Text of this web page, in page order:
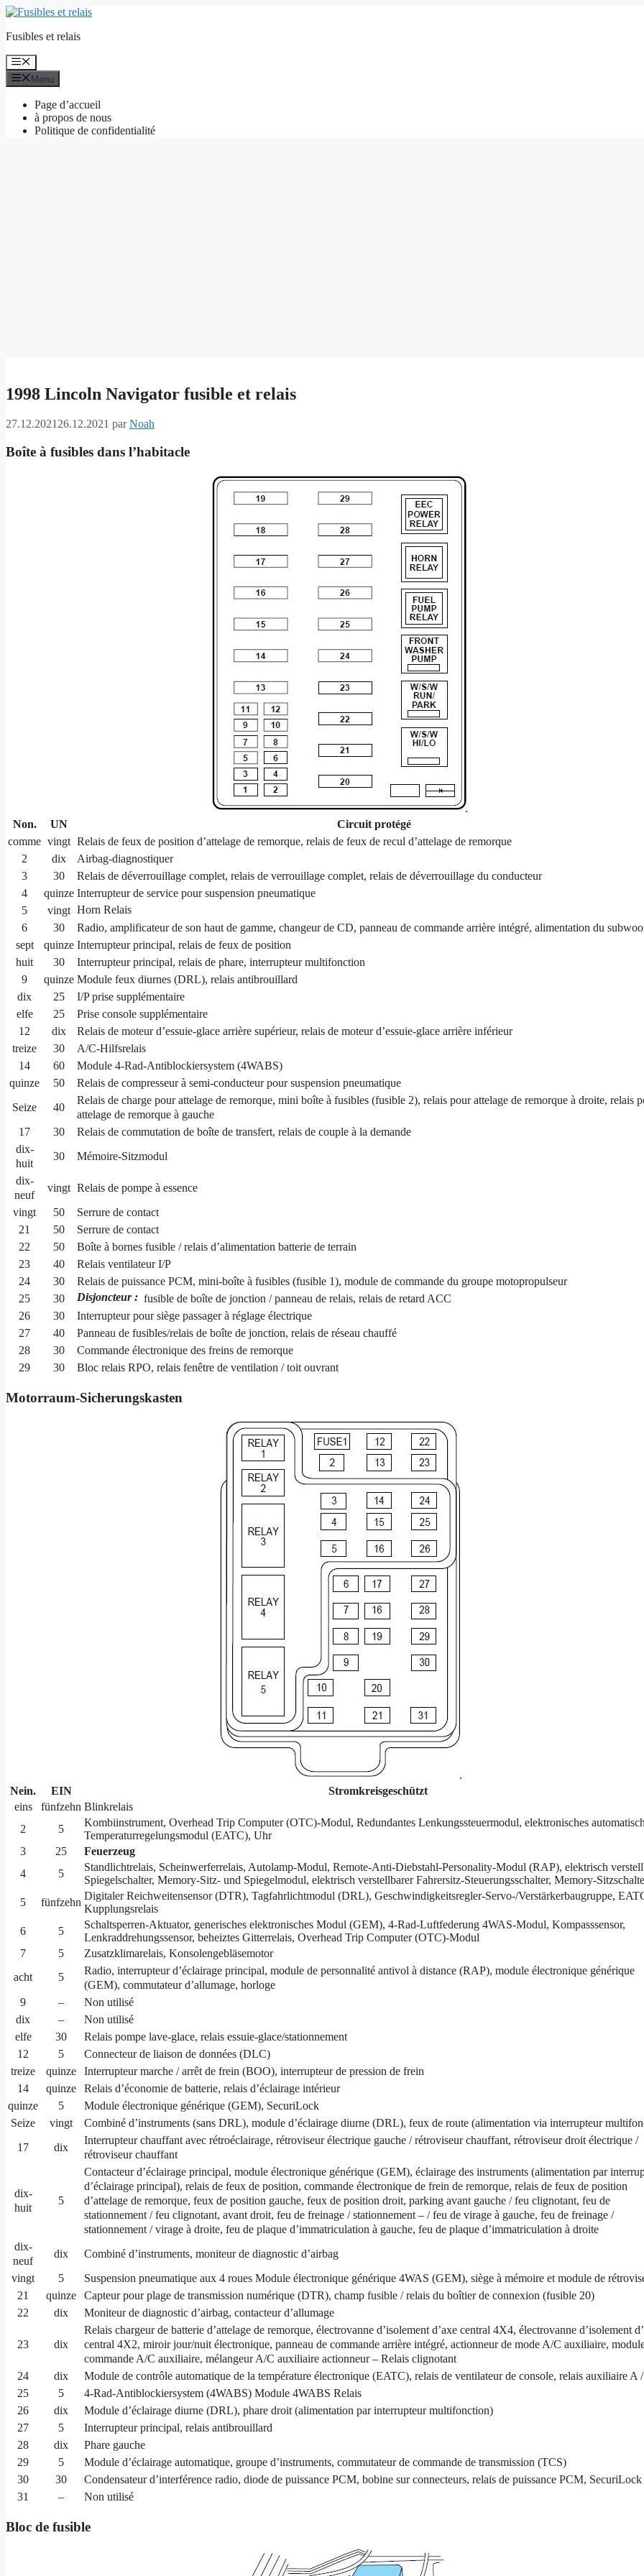
Aller
contenu
Fusibles et relais
Menu
Menu
Page d’accueil
à propos de nous
Politique de confidentialité
1998 Lincoln Navigator fusible et relais
27.12.202126.12.2021 parNoah
Boîte à fusibles dans l’habitacle
Non. UN
Circuit protégé
comme vingt Relais de feux de position d’attelage de remorque, relais de feux de recul d’attelage de remorque
2
dix
Airbag-diagnostiquer
3
30
Relais de déverrouillage complet, relais de verrouillage complet, relais de déverrouillage du conducteur
4
quinze Interrupteur de service pour suspension pneumatique
5
vingt Horn Relais
6
30
Radio, amplificateur de son haut de gamme, changeur de CD, panneau de commande arrière intégré, alimentation du
sept
quinze Interrupteur principal, relais de feux de position
huit
30
Interrupteur principal, relais de phare, interrupteur multifonction
9
quinze Module feux diurnes (DRL), relais antibrouillard
dix
25
I/P prise supplémentaire
elfe
25
Prise console supplémentaire
12
dix
Relais de moteur d’essuie-glace arrière supérieur, relais de moteur d’essuie-glace arrière inférieur
treize
30
A/C-Hilfsrelais
14
60
Module 4-Rad-Antiblockiersystem (4WABS)
quinze
50
Relais de compresseur à semi-conducteur pour suspension pneumatique
Seize
40
Relais de charge pour attelage de remorque, mini boîte à fusibles (fusible 2), relais pour attelage de remorque à droite, relais
attelage de remorque à gauche
17
30
Relais de commutation de boîte de transfert, relais de couple à la demande
dix-
huit
30
Mémoire-Sitzmodul
dix-
neuf
vingt Relais de pompe à essence
vingt
50
Serrure de contact
21
50
Serrure de contact
22
50
Boîte à bornes fusible / relais d’alimentation batterie de terrain
23
40
Relais ventilateur I/P
24
30
Relais de puissance PCM, mini-boîte à fusibles (fusible 1), module de commande du groupe motopropulseur
25
30 Disjoncteur : fusible de boîte de jonction / panneau de relais, relais de retard ACC
26
30
Interrupteur pour siège passager à réglage électrique
27
40
Panneau de fusibles/relais de boîte de jonction, relais de réseau chauffé
28
30
Commande électronique des freins de remorque
29
30 Bloc relais RPO, relais fenêtre de ventilation / toit ouvrant
Motorraum-Sicherungskasten
Nein. EIN
Stromkreisgeschützt
eins
fünfzehn Blinkrelais
2
5
Kombiinstrument, Overhead Trip Computer (OTC)-Modul, Redundantes Lenkungssteuermodul, elektronisches
Temperaturregelungsmodul (EATC), Uhr
3
25
Feuerzeug
4
5
Standlichtrelais, Scheinwerferrelais, Autolamp-Modul, Remote-Anti-Diebstahl-Personality-Modul (RAP), elektrisch
Spiegelschalter, Memory-Sitz- und Spiegelmodul, elektrisch verstellbarer Fahrersitz-Steuerungsschalter, Memory-
5
fünfzehn
Digitaler Reichweitensensor (DTR), Tagfahrlichtmodul (DRL), Geschwindigkeitsregler-Servo-/Verstärkerbaugruppe,
Kupplungsrelais
6
5
Schaltsperren-Aktuator, generisches elektronisches Modul (GEM), 4-Rad-Luftfederung 4WAS-Modul, Kompasssensor,
Lenkraddrehungssensor, beheiztes Gitterrelais, Overhead Trip Computer (OTC)-Modul
7
5
Zusatzklimarelais, Konsolengebläsemotor
acht
5
Radio, interrupteur d’éclairage principal, module de personnalité antivol à distance (RAP), module électronique générique
(GEM), commutateur d’allumage, horloge
9
–
Non utilisé
dix
–
Non utilisé
elfe
30
Relais pompe lave-glace, relais essuie-glace/stationnement
12
5
Connecteur de liaison de données (DLC)
treize
quinze
Interrupteur marche / arrêt de frein (BOO), interrupteur de pression de frein
14
quinze
Relais d’économie de batterie, relais d’éclairage intérieur
quinze
5
Module électronique générique (GEM), SecuriLock
Seize
vingt
Combiné d’instruments (sans DRL), module d’éclairage diurne (DRL), feux de route (alimentation via interrupteur
17
dix
Interrupteur chauffant avec rétroéclairage, rétroviseur électrique gauche / rétroviseur chauffant, rétroviseur droit électrique /
rétroviseur chauffant
dix-
huit
5
Contacteur d’éclairage principal, module électronique générique (GEM), éclairage des instruments (alimentation par
d’éclairage principal), relais de feux de position, commande électronique de frein de remorque, relais de feux de position
d’attelage de remorque, feux de position gauche, feux de position droit, parking avant gauche / feu clignotant, feu de
stationnement / feu clignotant, avant droit, feu de freinage / stationnement – / feu de virage à gauche, feu de freinage /
stationnement / virage à droite, feu de plaque d’immatriculation à gauche, feu de plaque d’immatriculation à droite
dix-
neuf
dix
Combiné d’instruments, moniteur de diagnostic d’airbag
vingt
5
Suspension pneumatique aux 4 roues Module électronique générique 4WAS (GEM), siège à mémoire et module de
21
quinze
Capteur pour plage de transmission numérique (DTR), champ fusible / relais du boîtier de connexion (fusible 20)
22
dix Moniteur de diagnostic d’airbag, contacteur d’allumage
23 dix
Relais chargeur de batterie d’attelage de remorque, électrovanne d’isolement d’axe central 4X4, électrovanne d’isolement
central 4X2, miroir jour/nuit électronique, panneau de commande arrière intégré, actionneur de mode A/C auxiliaire,
commande A/C auxiliaire, mélangeur A/C auxiliaire actionneur – Relais clignotant
24
dix
Module de contrôle automatique de la température électronique (EATC), relais de ventilateur de console, relais auxiliaire A
25
5
4-Rad-Antiblockiersystem (4WABS) Module 4WABS Relais
26
dix
Module d’éclairage diurne (DRL), phare droit (alimentation par interrupteur multifonction)
27
5
Interrupteur principal, relais antibrouillard
28
dix
Phare gauche
29
5
Module d’éclairage automatique, groupe d’instruments, commutateur de commande de transmission (TCS)
30
30
Condensateur d’interférence radio, diode de puissance PCM, bobine sur connecteurs, relais de puissance PCM, SecuriLock
31
– Non utilisé
Bloc de fusible